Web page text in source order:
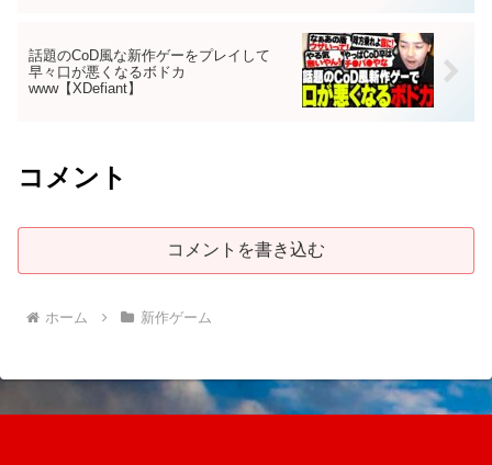
話題のCoD風な新作ゲーをプレイして
早々口が悪くなるボドカ
www【XDefiant】
コメント
コメントを書き込む
ホーム 新作ゲーム